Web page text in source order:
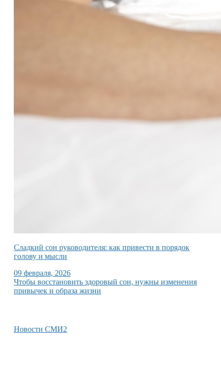
Сладкий сон руководителя: как привести в порядок
голову и мысли
09 февраля, 2026
Чтобы восстановить здоровый сон, нужны изменения
привычек и образа жизни
Новости СМИ2